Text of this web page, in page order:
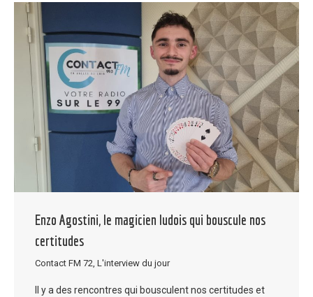
Enzo Agostini, le magicien ludois qui bouscule nos
certitudes
Contact FM 72 L'interview du jour
ll y a des rencontres qui bousculent nos certitudes et